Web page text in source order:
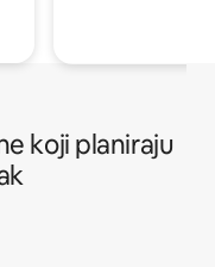
koji planiraju